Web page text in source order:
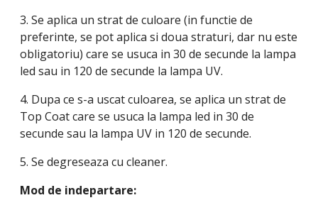
3. Se aplica un strat de culoare (in functie de
preferinte, se pot aplica si doua straturi, dar nu este
obligatoriu) care se usuca in 30 de secunde la lampa
led sau in 120 de secunde la lampa UV.
4. Dupa ce s-a uscat culoarea, se aplica un strat de
Top Coat care se usuca la lampa led in 30 de
secunde sau la lampa UV in 120 de secunde.
5. Se degreseaza cu cleaner.
Mod de indepartare: